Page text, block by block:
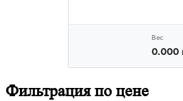
Фильтрацияпо цене